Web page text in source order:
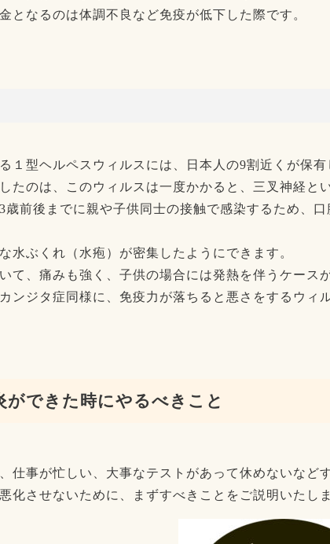
となるのは体調不良など免疫が低下した際です。
１型ヘルペスウィルスには、日本人の9割近くが保有
たのは、このウィルスは一度かかると、三叉神経と
前後までに親や子供同士の接触で感染するため、
水ぶくれ（水疱）が密集したようにできます。
て、痛みも強く、子供の場合には発熱を伴うケース
ンジタ症同様に、免疫力が落ちると悪さをするウィ
ができた時にやるべきこと
仕事が忙しい、大事なテストがあって休めないなど
化させないために、まずすべきことをご説明いたしま